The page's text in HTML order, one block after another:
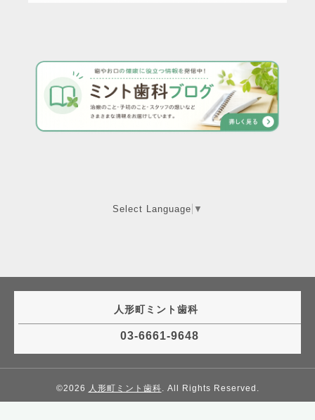
Select Language ▼
人形町ミント歯科
03-6661-9648
©2026 人形町ミント歯科 . All Rights Reserved.